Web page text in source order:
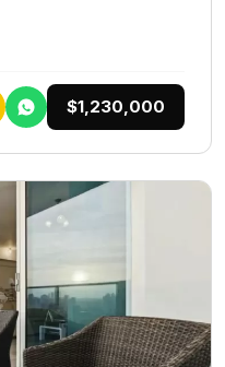
$1,230,000